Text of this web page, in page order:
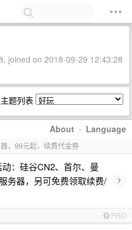
joined on 2018-09-29 12:43:28
题列表
About · Language
，99元起，续费代金券
：硅谷CN2、首尔、曼
务器，另可免费领取续费/
›
PRO